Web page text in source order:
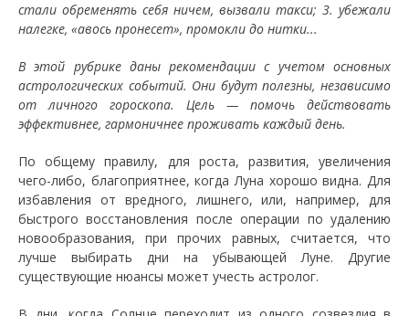
стали обременять себя ничем, вызвали такси; 3. убежали
налегке, «авось пронесет», промокли до нитки...
В этой рубрике даны рекомендации с учетом основных
астрологических событий. Они будут полезны, независимо
от личного гороскопа. Цель — помочь действовать
эффективнее, гармоничнее проживать каждый день.
По общему правилу, для роста, развития, увеличения
чего-либо, благоприятнее, когда Луна хорошо видна. Для
избавления от вредного, лишнего, или, например, для
быстрого восстановления после операции по удалению
новообразования, при прочих равных, считается, что
лучше выбирать дни на убывающей Луне. Другие
существующие нюансы может учесть астролог.